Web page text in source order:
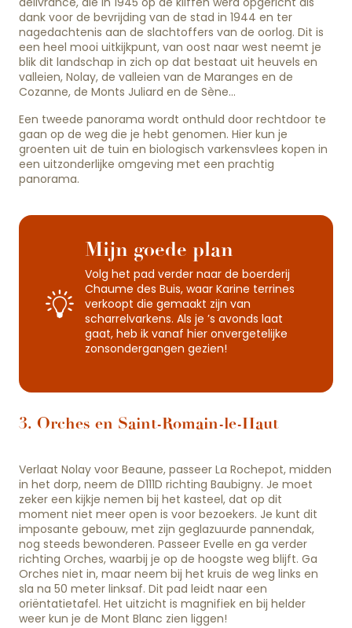
dank voor de bevrijding van de stad in 1944 en ter
nagedachtenis aan de slachtoffers van de oorlog. Dit is
een heel mooi uitkijkpunt, van oost naar west neemt je
blik dit landschap in zich op dat bestaat uit heuvels en
valleien, Nolay, de valleien van de Maranges en de
Cozanne, de Monts Juliard en de Sène…
Een tweede panorama wordt onthuld door rechtdoor te
gaan op de weg die je hebt genomen. Hier kun je
groenten uit de tuin en biologisch varkensvlees kopen in
een uitzonderlijke omgeving met een prachtig
panorama.
Mijn goede plan
Volg het pad verder naar de boerderij
Chaume des Buis, waar Karine terrines
verkoopt die gemaakt zijn van
scharrelvarkens. Als je ’s avonds laat
gaat, heb ik vanaf hier onvergetelijke
zonsondergangen gezien!
3. Orches en Saint-Romain-le-Haut
Verlaat Nolay voor Beaune, passeer La Rochepot, midden
in het dorp, neem de D111D richting Baubigny. Je moet
zeker een kijkje nemen bij het kasteel, dat op dit
moment niet meer open is voor bezoekers. Je kunt dit
imposante gebouw, met zijn geglazuurde pannendak,
nog steeds bewonderen. Passeer Evelle en ga verder
richting Orches, waarbij je op de hoogste weg blijft. Ga
Orches niet in, maar neem bij het kruis de weg links en
sla na 50 meter linksaf. Dit pad leidt naar een
oriëntatietafel. Het uitzicht is magnifiek en bij helder
weer kun je de Mont Blanc zien liggen!